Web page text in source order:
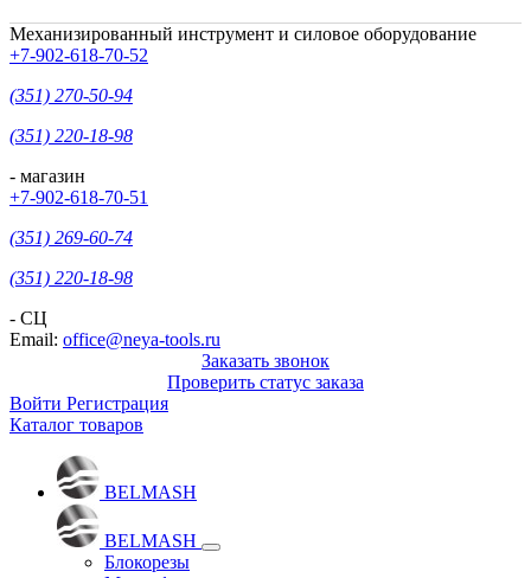
Механизированный инструмент и силовое оборудование
+7-902-618-70-52
(351) 270-50-94
(351) 220-18-98
- магазин
+7-902-618-70-51
(351) 269-60-74
(351) 220-18-98
- СЦ
Email: office@neya-tools.ru
Заказать звонок
Проверить статус заказа
Войти Регистрация
Каталог товаров
BELMASH
BELMASH
Блокорезы